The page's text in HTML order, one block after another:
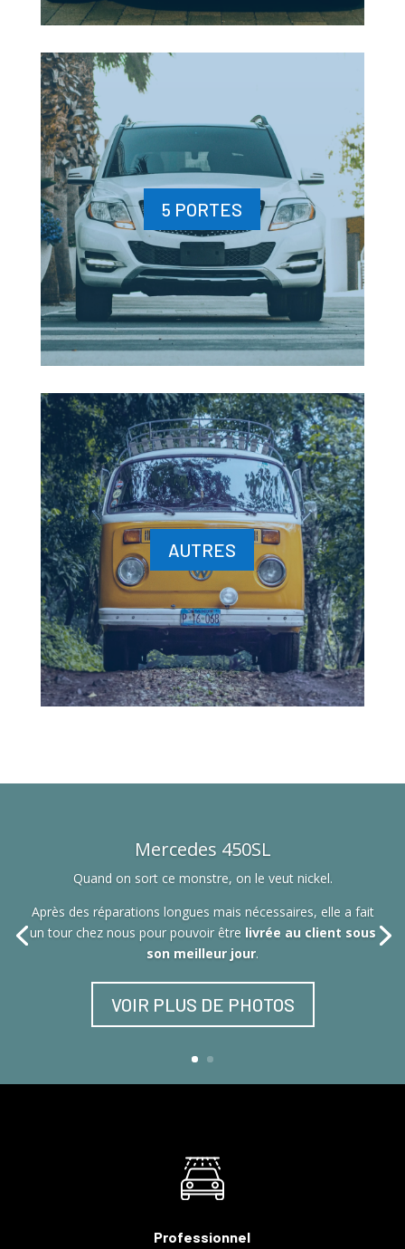
5 PORTES
AUTRES
Mercedes 450SL
Quand on sort ce monstre, on le veut nickel.
Après des réparations longues mais nécessaires, elle a fait
un tour chez nous pour pouvoir être livrée au client sous
son meilleur jour.
VOIR PLUS DE PHOTOS
Professionnel